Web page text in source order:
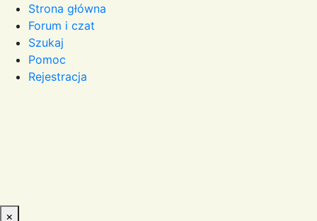
Strona główna
Forum i czat
Szukaj
Pomoc
Rejestracja
×